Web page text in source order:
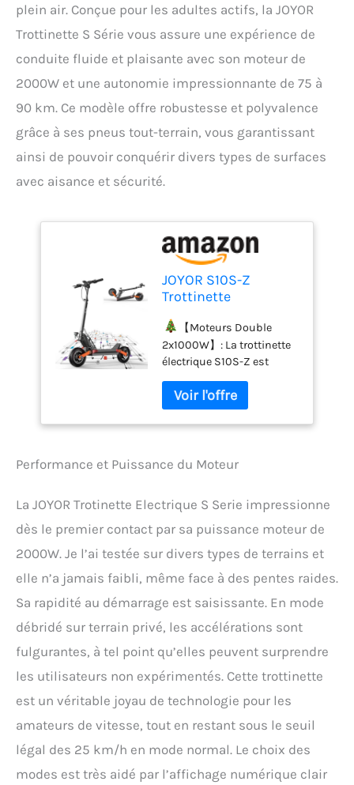
plein air. Conçue pour les adultes actifs, la JOYOR
Trottinette S Série vous assure une expérience de
conduite fluide et plaisante avec son moteur de
2000W et une autonomie impressionnante de 75 à
90 km. Ce modèle offre robustesse et polyvalence
grâce à ses pneus tout-terrain, vous garantissant
ainsi de pouvoir conquérir divers types de surfaces
avec aisance et sécurité.
JOYOR S10S-Z
Trottinette
Autonomie 70-85KM
Trotinette Electrique
Sportive
Professionelle
Double Moteurs
Puissants 2*1000W
Batterie 60V 18Ah
Trottinette
【Moteurs Double
2x1000W】: La trottinette
électrique S10S-Z est
dotée de 2 moteurs
puissants sans balais de
1000W vous apportant
une accélération
Équipée d'une batterie au
de 70-85km et peut être
complètement chargé en
de charge maximale est de
150kg.
【Performances
Excellentes】: La trotinette
électrique S10S-Z est
équipée d'un système de
freinage à disque
hydrauliquevous
permettant de freiner
rapidement et améliore la
sécurité lors de la
conduite. D’ailleurs, la
pédale du scooter est
d'assurer la sécurité du
Performance et Puissance du Moteur
La JOYOR Trotinette Electrique S Serie impressionne
dès le premier contact par sa puissance moteur de
2000W. Je l’ai testée sur divers types de terrains et
elle n’a jamais faibli, même face à des pentes raides.
Sa rapidité au démarrage est saisissante. En mode
débridé sur terrain privé, les accélérations sont
fulgurantes, à tel point qu’elles peuvent surprendre
les utilisateurs non expérimentés. Cette trottinette
est un véritable joyau de technologie pour les
amateurs de vitesse, tout en restant sous le seuil
légal des 25 km/h en mode normal. Le choix des
modes est très aidé par l’affichage numérique clair